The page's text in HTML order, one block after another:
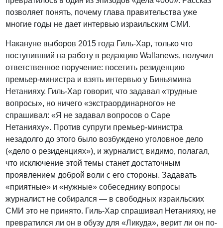
позволяет понять, почему глава правительства уже
многие годы не дает интервью израильским СМИ.
Накануне выборов 2015 года Гиль-Хар, только что
поступивший на работу в редакцию Wallanews, получил
ответственное поручение: посетить резиденцию
премьер-министра и взять интервью у Биньямина
Нетанияху. Гиль-Хар говорит, что задавал «трудные
вопросы», но ничего «экстраординарного» не
спрашивал: «Я не задавал вопросов о Саре
Нетанияху». Против супруги премьер-министра
незадолго до этого было возбуждено уголовное дело
(«дело о резиденциях»), и журналист, видимо, полагал,
что исключение этой темы станет достаточным
проявлением доброй воли с его стороны. Задавать
«приятные» и «нужные» собеседнику вопросы
журналист не собирался — в свободных израильских
СМИ это не принято. Гиль-Хар спрашивал Нетанияху, не
превратился ли он в обузу для «Ликуда», верит ли он по-